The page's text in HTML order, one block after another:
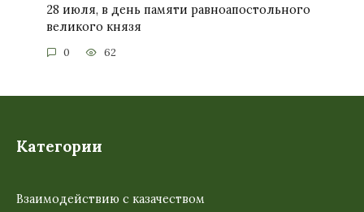
28 июля, в день памяти равноапостольного
великого князя
0 62
Категории
Взаимодействию с казачеством